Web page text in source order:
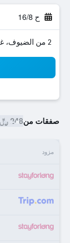
ح 16/8
2 من الضيوف، غرفة واحدة
صفقات من248 ﷼
مزود